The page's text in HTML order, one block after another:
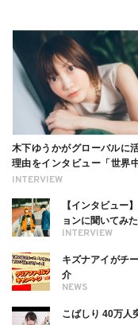
INTERVIEW
木下ゆうかがグローバルに
理由をインタビュー「世界
る幸せを伝えたい」新事務所
INTERVIEW
【インタビュー
ョンに聞いてみ
NEWS
キズナアイがチ
介
こばしり 40万人